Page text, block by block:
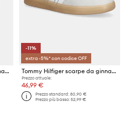
Tommy Hilfiger scarpe da ginnastica per bambini
-11%
extra -5%* con codice OFF
Tommy Hilfiger scarpe da ginnastica per bambini
Prezzo attuale:
46,99 €
Prezzo standard:80,90 €
Prezzo più basso:52,99 €